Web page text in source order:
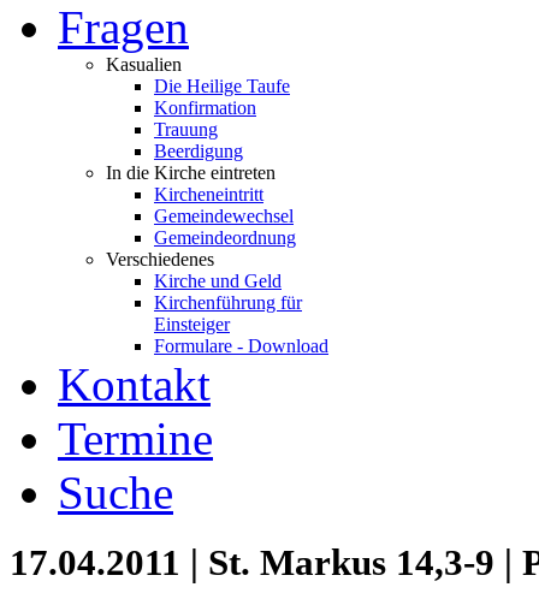
Fragen
Kasualien
Die Heilige Taufe
Konfirmation
Trauung
Beerdigung
In die Kirche eintreten
Kircheneintritt
Gemeindewechsel
Gemeindeordnung
Verschiedenes
Kirche und Geld
Kirchenführung für
Einsteiger
Formulare - Download
Kontakt
Termine
Suche
17.04.2011 | St. Markus 14,3-9 |